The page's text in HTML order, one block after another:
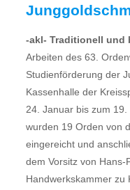
-akl- Traditionell und
Arbeiten des 63.
Studienförderung der
Kassenhalle der
24. Januar bis zum
wurden 19 Orden von
eingereicht und
dem Vorsitz von Hans-
Handwerkskammer zu